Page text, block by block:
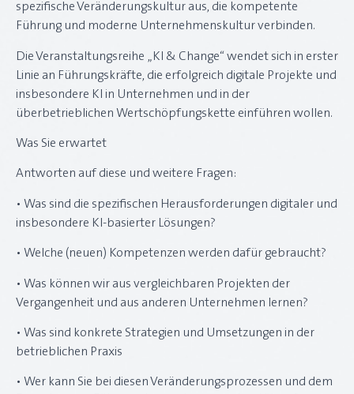
spezifische Veränderungskultur aus, die kompetente
Führung und moderne Unternehmenskultur verbinden.
Die Veranstaltungsreihe „KI & Change“ wendet sich in erster
Linie an Führungskräfte, die erfolgreich digitale Projekte und
insbesondere KI in Unternehmen und in der
überbetrieblichen Wertschöpfungskette einführen wollen.
Was Sie erwartet
Antworten auf diese und weitere Fragen:
• Was sind die spezifischen Herausforderungen digitaler und
insbesondere KI-basierter Lösungen?
• Welche (neuen) Kompetenzen werden dafür gebraucht?
• Was können wir aus vergleichbaren Projekten der
Vergangenheit und aus anderen Unternehmen lernen?
• Was sind konkrete Strategien und Umsetzungen in der
betrieblichen Praxis
• Wer kann Sie bei diesen Veränderungsprozessen und dem